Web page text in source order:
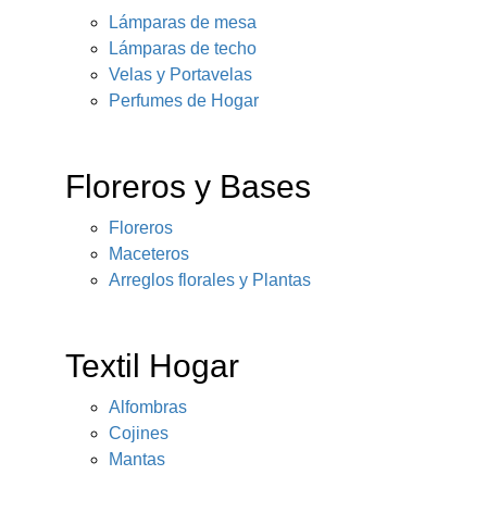
Lámparas de mesa
Lámparas de techo
Velas y Portavelas
Perfumes de Hogar
Floreros y Bases
Floreros
Maceteros
Arreglos florales y Plantas
Textil Hogar
Alfombras
Cojines
Mantas